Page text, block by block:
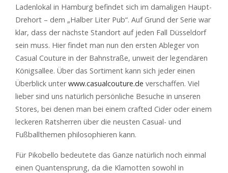
Ladenlokal in Hamburg befindet sich im damaligen Haupt-
Drehort – dem „Halber Liter Pub“. Auf Grund der Serie war
klar, dass der nächste Standort auf jeden Fall Düsseldorf
sein muss. Hier findet man nun den ersten Ableger von
Casual Couture in der Bahnstraße, unweit der legendären
Königsallee. Über das Sortiment kann sich jeder einen
Überblick unterwww.casualcouture.de verschaffen. Viel
lieber sind uns natürlich persönliche Besuche in unseren
Stores, bei denen man bei einem crafted Cider oder einem
leckeren Ratsherren über die neusten Casual- und
Fußballthemen philosophieren kann.
Für Pikobello bedeutete das Ganze natürlich noch einmal
einen Quantensprung, da die Klamotten sowohl in